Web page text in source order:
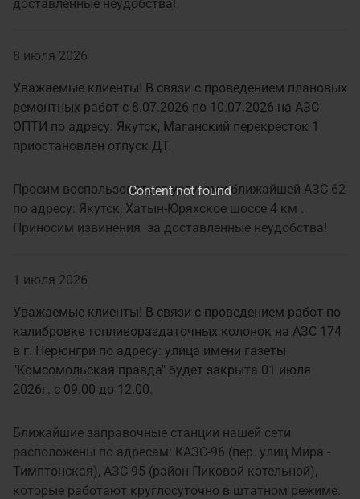
Content not found
доставленные неудобства!
8 июля 2026
Уважаемые клиенты! В связи с проведением плановых
ремонтных работ с 8.07.2026 по 10.07.2026 на АЗС
ОПТИ по адресу: Якутск, Маганский перекресток 1
приостановлен отпуск ДТ.
Просим воспользоваться услугами ближайшей АЗС 62
по адресу: Якутск, Хатын-Юряхское шоссе 4 км .
Приносим извинения за доставленные неудобства!
1 июля 2026
Уважаемые клиенты! В связи с проведением работ по
калибровке топливораздаточных колонок на АЗС 174
в г. Нерюнгри по адресу: улица имени газеты
"Комсомольская правда" будет закрыта 01 июля
2026г. с 09.00 до 12.00.
Ближайшие заправочные станции нашей сети
расположены по адресам: КАЗС-96 (пер. улиц Мира -
Тимптонская), АЗС 95 (район Пиковой котельной),
которые работают круглосуточно в штатном режиме.